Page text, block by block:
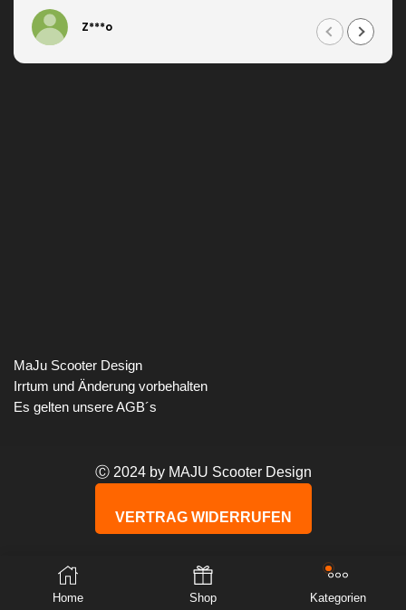
Z***o
MaJu Scooter Design
Irrtum und Änderung vorbehalten
Es gelten unsere AGB´s
Ⓒ 2024 by MAJU Scooter Design
VERTRAG WIDERRUFEN
Home Shop Kategorien
VERTRAG WIDERRUFEN